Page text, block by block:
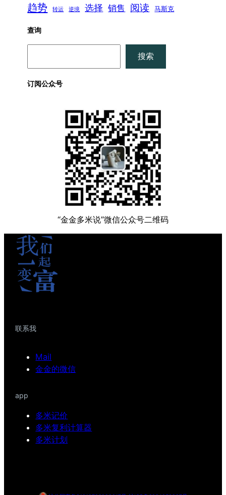
趋势 转运 逆境 选择 销售 阅读 马斯克
查询
搜索
订阅公众号
“金金多米说”微信公众号二维码
联系我
Mail
金金的微信
app
多米记价
多米复利计算器
多米计划